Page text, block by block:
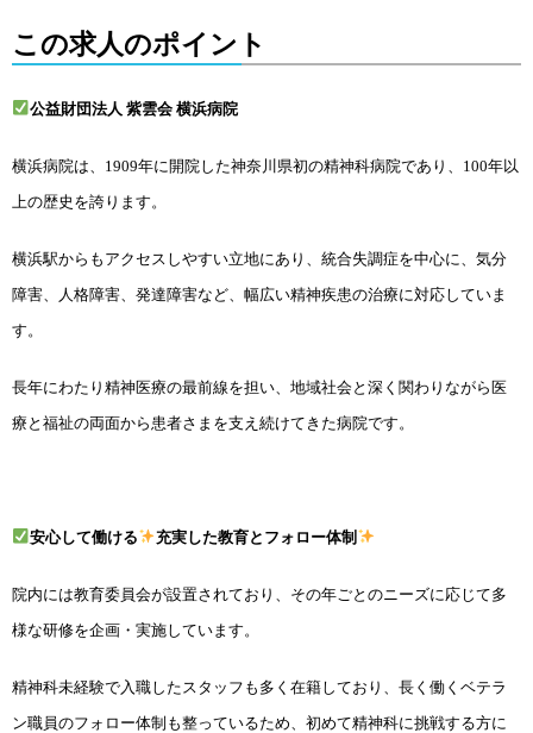
この求人のポイント
公益財団法人 紫雲会 横浜病院
横浜病院は、1909年に開院した神奈川県初の精神科病院であり、100年以
上の歴史を誇ります。
横浜駅からもアクセスしやすい立地にあり、統合失調症を中心に、気分
障害、人格障害、発達障害など、幅広い精神疾患の治療に対応していま
す。
長年にわたり精神医療の最前線を担い、地域社会と深く関わりながら医
療と福祉の両面から患者さまを支え続けてきた病院です。
安心して働ける 充実した教育とフォロー体制
院内には教育委員会が設置されており、その年ごとのニーズに応じて多
様な研修を企画・実施しています。
精神科未経験で入職したスタッフも多く在籍しており、長く働くベテラ
ン職員のフォロー体制も整っているため、初めて精神科に挑戦する方に